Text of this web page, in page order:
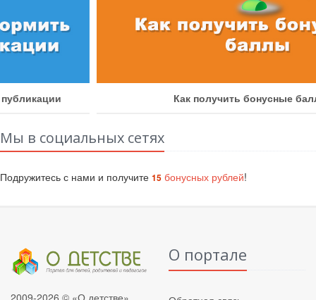
Как получить бонусные баллы
Мы в социальных сетях
Подружитесь с нами и получите 15 бонусных рублей!
О портале